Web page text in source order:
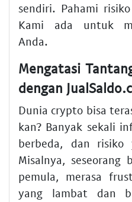
sendiri. Pahami
Kami ada untuk
Anda.
Mengatasi
dengan
Dunia crypto bisa
kan? Banyak sekali
berbeda, dan risiko
Misalnya, seseorang
pemula, merasa
yang lambat dan